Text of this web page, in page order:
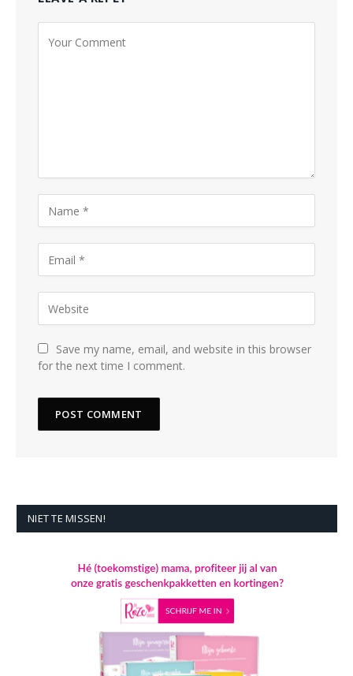
Save my name, email, and website in this browser
for the next time I comment.
NIET TE MISSEN!